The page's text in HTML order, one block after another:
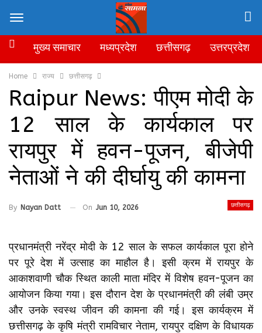
Home राज्य छत्तीसगढ़
Raipur News: पीएम मोदी के
12 साल के कार्यकाल पर
रायपुर में हवन-पूजन, बीजेपी
नेताओं ने की दीर्घायु की कामना
छत्तीसगढ़
By Nayan Datt On Jun 10, 2026
प्रधानमंत्री नरेंद्र मोदी के 12 साल के सफल कार्यकाल पूरा होने
पर पूरे देश में उत्साह का माहौल है। इसी क्रम में रायपुर के
आकाशवाणी चौक स्थित काली माता मंदिर में विशेष हवन-पूजन का
आयोजन किया गया। इस दौरान देश के प्रधानमंत्री की लंबी उम्र
और उनके स्वस्थ जीवन की कामना की गई। इस कार्यक्रम में
छत्तीसगढ़ के कृषि मंत्री रामविचार नेताम, रायपुर दक्षिण के विधायक
मुख्य समाचार मध्यप्रदेश छत्तीसगढ़ उत्तरप्रदेश